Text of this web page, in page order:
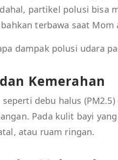
partikel polusi bisa
terbawa saat
dampak polusi udara
Kemerahan
debu halus
Pada kulit bayi
atau ruam ringan.